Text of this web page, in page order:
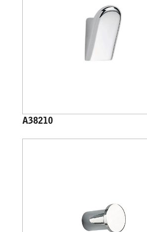
A38210